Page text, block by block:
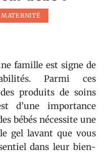
MATERNITÉ
famille est signe de
Parmi ces
produits de soins
d’une importance
bébés nécessite une
gel lavant que vous
dans leur bien-